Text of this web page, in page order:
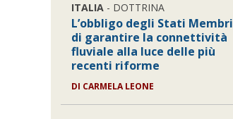
ITALIA - DOTTRINA
L’obbligo degli Stati Membri
di garantire la connettività
fluviale alla luce delle più
recenti riforme
DI CARMELA LEONE